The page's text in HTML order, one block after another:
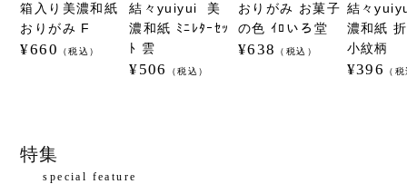
箱入り美濃和紙
おりがみ F
¥660 （税込）
結々yuiyui  美
濃和紙 ﾐﾆﾚﾀｰｾｯ
ﾄ 雲
¥506 （税込）
おりがみ お菓子
の色 ｲﾛいろ堂
¥638 （税込）
結々
濃和紙
小紋柄
¥396 （
特集
special feature